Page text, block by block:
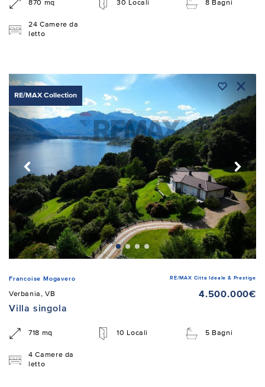
870 mq 30 Locali 8 Bagni
24 Camere da
letto
RE/MAX Collection
Francoise Mogavero RE/MAX Città Ideale & Prestige
Verbania, VB
4.500.000€
Villa singola
718 mq 10 Locali 5 Bagni
4 Camere da
letto